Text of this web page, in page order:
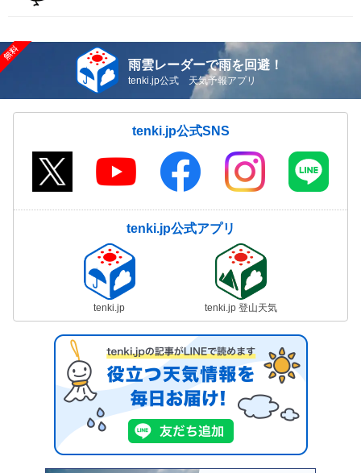
雨雲レーダーで雨を回避！
tenki.jp公式 天気予報アプリ
tenki.jp公式SNS
tenki.jp公式アプリ
tenki.jp tenki.jp 登山天気